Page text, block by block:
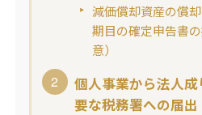
減価償却資産の償
期目の確定申告書
意）
個人事業から法人
要な税務署への届出